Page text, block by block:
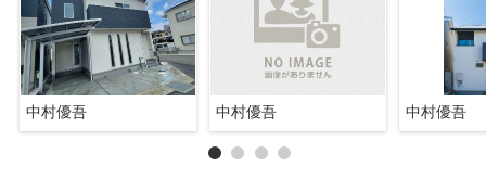
中村優吾 中村優吾 中村優吾